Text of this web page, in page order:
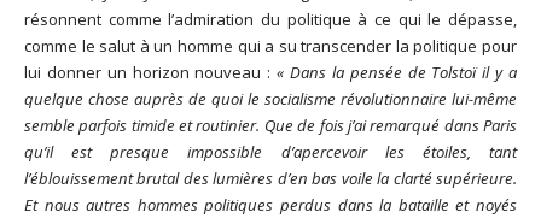
résonnent comme l’admiration du politique à ce qui le dépasse,
comme le salut à un homme qui a su transcender la politique pour
lui donner un horizon nouveau :« Dans la pensée de Tolstoï il y a
quelque chose auprès de quoi le socialisme révolutionnaire lui-même
semble parfois timide et routinier. Que de fois j’ai remarqué dans Paris
qu’il est presque impossible d’apercevoir les étoiles, tant
l’éblouissement brutal des lumières d’en bas voile la clarté supérieure.
Et nous autres hommes politiques perdus dans la bataille et noyés